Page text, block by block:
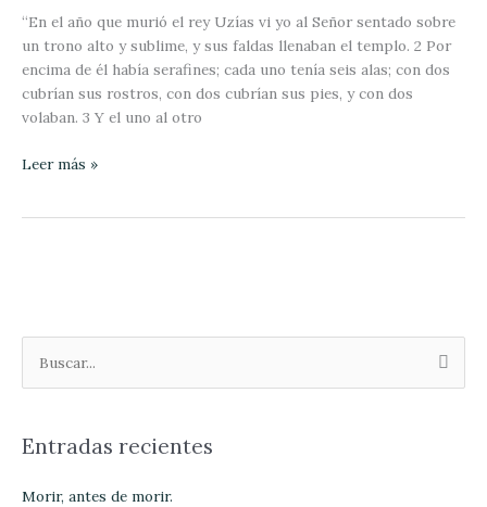
“En el año que murió el rey Uzías vi yo al Señor sentado sobre
un trono alto y sublime, y sus faldas llenaban el templo. 2 Por
encima de él había serafines; cada uno tenía seis alas; con dos
cubrían sus rostros, con dos cubrían sus pies, y con dos
volaban. 3 Y el uno al otro
Isaías
Leer más »
u
c
Entradas recientes
Morir, antes de morir.